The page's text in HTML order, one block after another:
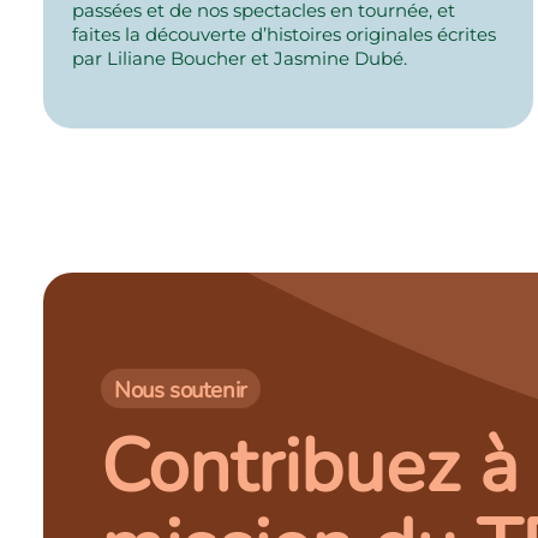
passées et de nos spectacles en tournée, et
faites la découverte d’histoires originales écrites
par Liliane Boucher et Jasmine Dubé.
Nous soutenir
Contribuez